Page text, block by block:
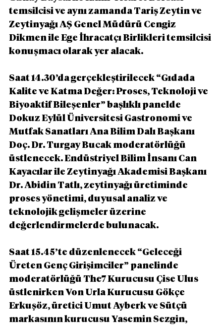
temsilcisi ve aynı zamanda Tariş Zeytin ve
Zeytinyağı AŞ Genel Müdürü Cengiz
Dikmen ile Ege İhracatçı Birlikleri temsilcisi
konuşmacı olarak yer alacak.
Saat 14.30’da gerçekleştirilecek “Gıdada
Kalite ve Katma Değer: Proses, Teknoloji ve
Biyoaktif Bileşenler” başlıklı panelde
Dokuz Eylül Üniversitesi Gastronomi ve
Mutfak Sanatları Ana Bilim Dalı Başkanı
Doç. Dr. Turgay Bucak moderatörlüğü
üstlenecek. Endüstriyel Bilim İnsanı Can
Kayacılar ile Zeytinyağı Akademisi Başkanı
Dr. Abidin Tatlı, zeytinyağı üretiminde
proses yönetimi, duyusal analiz ve
teknolojik gelişmeler üzerine
değerlendirmelerde bulunacak.
Saat 15.45’te düzenlenecek “Geleceği
Üreten Genç Girişimciler” panelinde
moderatörlüğü The7 Kurucusu Çise Ulus
üstlenirken Von Urla Kurucusu Gökçe
Erkuşöz, üretici Umut Ayberk ve Sütçü
markasının kurucusu Yasemin Sezgin,